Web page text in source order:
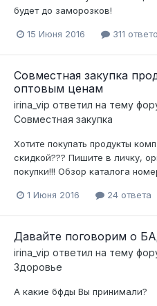
будет до заморозков!
15 Июня 2016 311
Совместная закупка
оптовым ценам
irina_vip ответил на тему
Совместная закупка
Хотите покупать продукты
скидкой??? Пишите в личку,
покупки!!! Обзор каталога
1 Июня 2016 24 ответа
Давайте поговорим о
irina_vip ответил на тему
Здоровье
А какие бфды Вы принимали?